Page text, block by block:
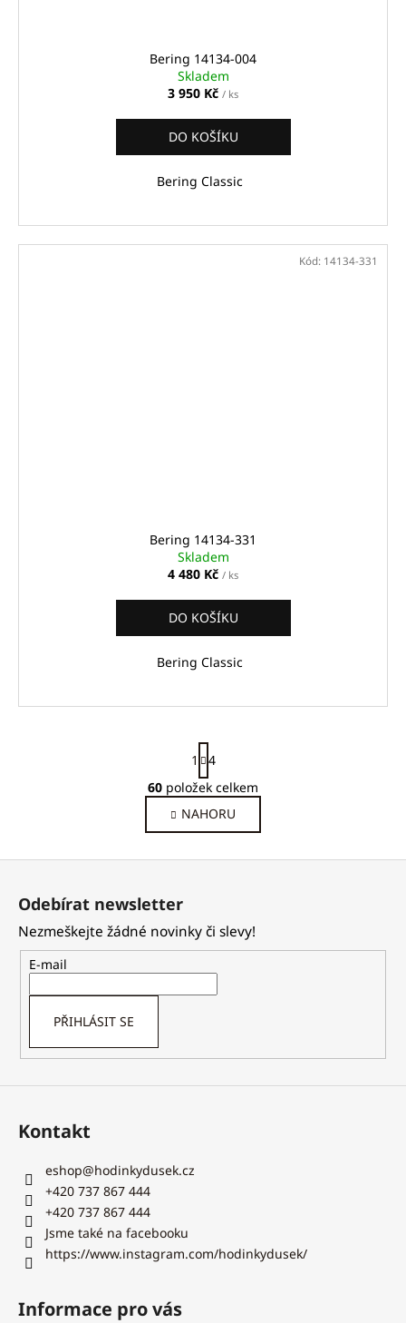
Bering 14134‑004
Skladem
3 950 Kč / ks
DO KOŠÍKU
Bering Classic
Bering 14134-331
Skladem
4 480 Kč / ks
DO KOŠÍKU
Bering Classic
Kód: 14134-331
O
v
l
á
í
p
r
v
v
S
t
r
á
n
k
1
4
60 položek celkem
NAHORU
Odebírat newsletter
Nezmeškejte žádné novinky či slevy!
E-mail
PŘIHLÁSIT SE
Kontakt
eshop@hodinkydusek.cz
+420 737 867 444
+420 737 867 444
Jsme také na facebooku
https://www.instagram.com/hodinkydusek/
Informace pro vás